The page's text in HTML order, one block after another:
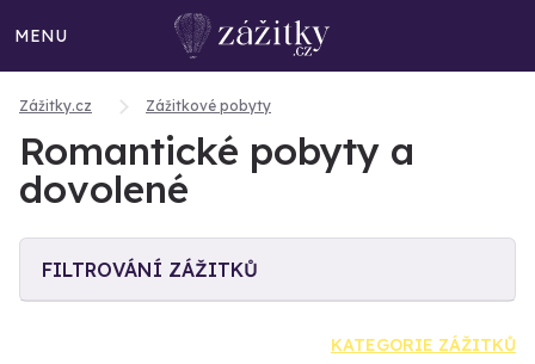
MENU
Zážitky.cz Zážitkové pobyty
Romantické pobyty a
dovolené
FILTROVÁNÍ ZÁŽITKŮ
KATEGORIE ZÁŽITKŮ